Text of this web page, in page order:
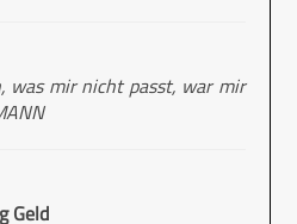
was mir nicht passt, war mir
Geld